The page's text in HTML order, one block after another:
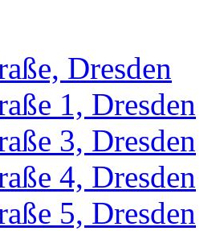
Dresden
1, Dresden
3, Dresden
4, Dresden
5, Dresden